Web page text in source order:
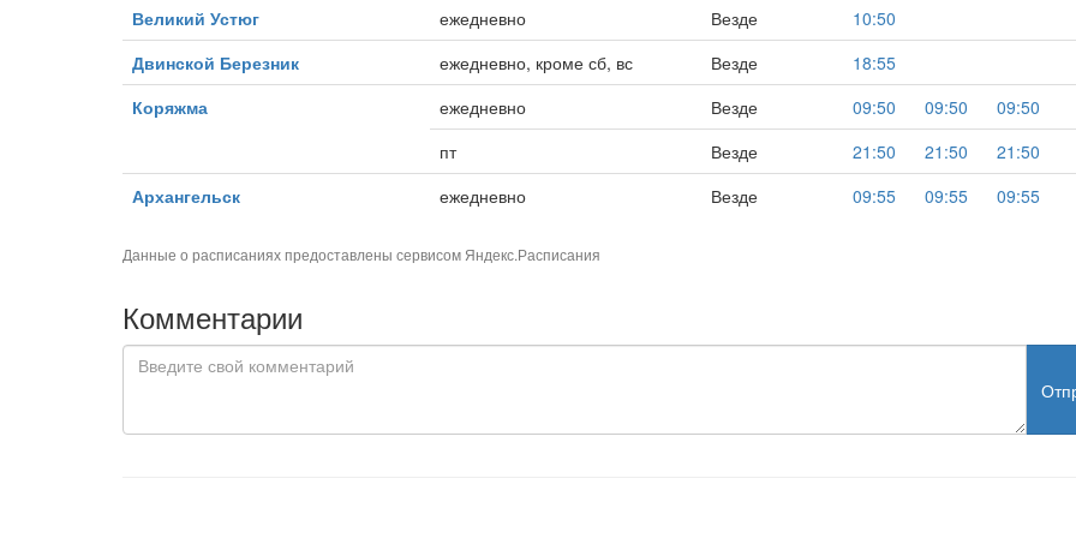
Великий Устюг
ежедневно Везде
10:50
Двинской Березник
ежедневно, кроме сб, вс Везде
18:55
Коряжма
ежедневно Везде 09:50 09:50
09:50
пт
Везде 21:50 21:50
21:50
Архангельск
ежедневно Везде 09:55 09:55 09:55
Данные о расписаниях предоставлены сервисом Яндекс.Расписания
Комментарии